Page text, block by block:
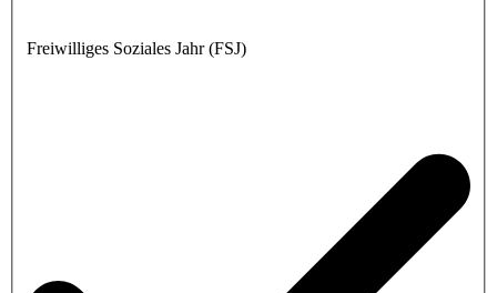
Freiwilliges Soziales Jahr (FSJ)